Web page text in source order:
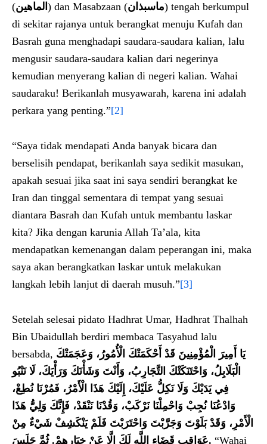
(الماهين ) dan Masabzaan (ماسبذان) tengah berkumpul
di sekitar rajanya untuk berangkat menuju Kufah dan
Basrah guna menghadapi saudara-saudara kalian, lalu
mengusir saudara-saudara kalian dari negerinya
kemudian menyerang kalian di negeri kalian. Wahai
saudaraku! Berikanlah musyawarah, karena ini adalah
perkara yang penting.”[2]
“Saya tidak mendapati Anda banyak bicara dan
berselisih pendapat, berikanlah saya sedikit masukan,
apakah sesuai jika saat ini saya sendiri berangkat ke
Iran dan tinggal sementara di tempat yang sesuai
diantara Basrah dan Kufah untuk membantu laskar
kita? Jika dengan karunia Allah Ta’ala, kita
mendapatkan kemenangan dalam peperangan ini, maka
saya akan berangkatkan laskar untuk melakukan
langkah lebih lanjut di daerah musuh.”[3]
Setelah selesai pidato Hadhrat Umar, Hadhrat Thalhah
Bin Ubaidullah berdiri membaca Tasyahud lalu
bersabda, يَا أَمِيرَ الْمُؤْمِنِينَ قَدْ أَحْكَمَتْكَ الْأُمُورُ، وَعَجَمَتْكَ
الْبَلَابِلُ، وَاحْتَنَكَتْكَ التَّجَارِبُ، وَأَنْتَ وَشَأْنَكَ وَرَأْيَكَ، لَا نَنْبُو
فِي يَدَيْكَ وَلَا نَكِلُّ عَلَيْكَ، إِلَيْكَ هَذَا الْأَمْرُ، فَمُرْنَا نُطِعْ،
وَادْعُنَا نُجِبْ وَاحْمِلْنَا نَرْكَبْ، وَقُدْنَا نَنْقَدْ، فَإِنَّكَ وَلِيُّ هَذَا
الْأَمْرِ، وَقَدْ بَلَوْتَ وَجَرَّبْتَ وَاحْتَرَبْتَ فَلَمْ يَنْكَشِفْ شَيْءٌ مِنْ
عَوَاقِبِ قَضَاءِ اللَّهِ لَكَ إِلَّا عَنْ خِيَارِهِمْ. ثُمَّ جَلَسَ. “Wahai